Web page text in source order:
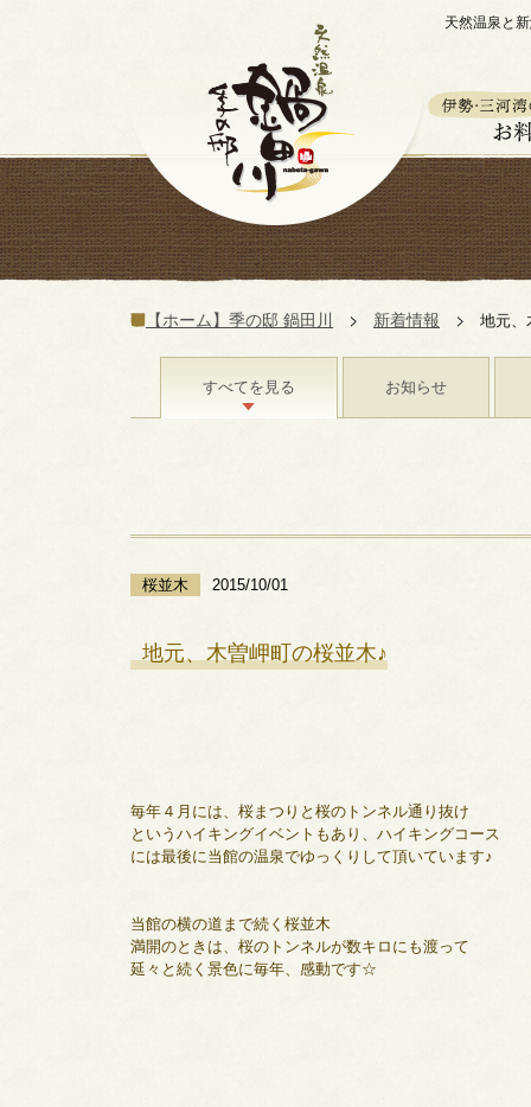
天然温泉と
【ホーム】季の邸 鍋田川 新着情報 地元、
すべてを見る お知らせ
桜並木 2015/10/01
地元、木曽岬町の桜並木♪
毎年４月には、桜まつりと桜のトンネル通り抜け
というハイキングイベントもあり、ハイキングコース
には最後に当館の温泉でゆっくりして頂いています♪
当館の横の道まで続く桜並木
満開のときは、桜のトンネルが数キロにも渡って
延々と続く景色に毎年、感動です☆